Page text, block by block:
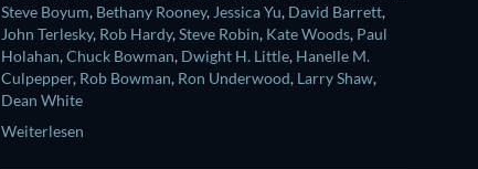
Steve Boyum, Bethany Rooney, Jessica Yu, David Barrett,
John Terlesky, Rob Hardy,Steve Robin, Kate Woods, Paul
Holahan,Chuck Bowman, Dwight H. Little, Hanelle M.
Culpepper, Rob Bowman, Ron Underwood, Larry Shaw,
Dean White
Weiterlesen